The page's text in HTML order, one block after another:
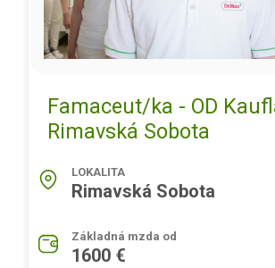
Famaceut/ka - OD
Rimavská Sobota
LOKALITA
Rimavská Sobota
Základná mzda od
1600 €